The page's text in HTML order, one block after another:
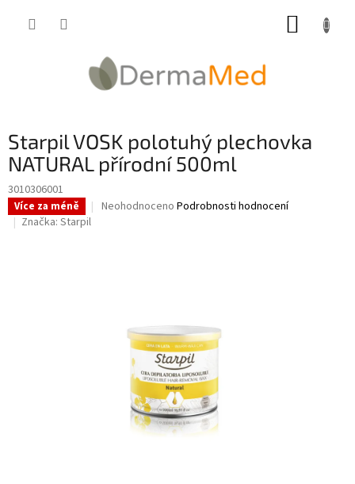
Starpil VOSK polotuhý plechovka
NATURAL přírodní 500ml
3010306001
Více za méně
Průměrné
Neohodnoceno Podrobnosti hodnocení
Značka: Starpil